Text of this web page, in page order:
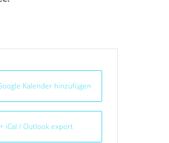
Kalender hinzufügen
+ iCal / Outlook export